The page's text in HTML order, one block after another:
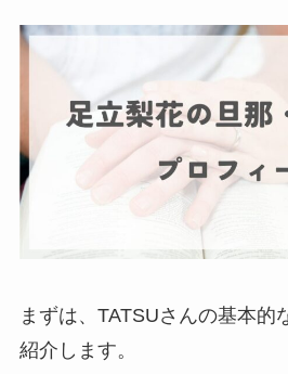
まずは、TATSUさんの基本的
紹介します。